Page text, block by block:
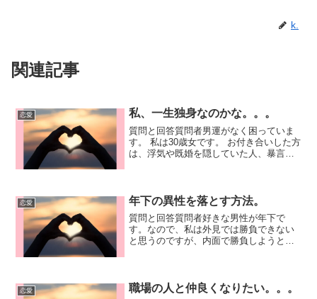
k.
関連記事
恋愛 私、一生独身なのかな。。。
質問と回答質問者男運がなく困っていま
す。 私は30歳女です。 お付き合いした方
は、浮気や既婚を隠していた人、暴言を
たらよいでしょう...
恋愛 年下の異性を落とす方法。
質問と回答質問者好きな男性が年下で
す。なので、私は外見では勝負できない
と思うのですが、内面で勝負しようとし
よ。お金の有る人とお金の無い...
恋愛 職場の人と仲良くなりたい。。。